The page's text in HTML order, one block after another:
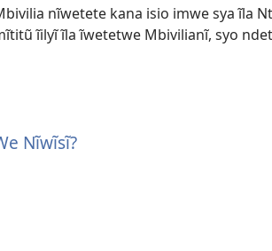
nĩwetete kana isio imwe sya ĩla
ĩilyĩ ĩla ĩwetetwe Mbivilianĩ, syo
Nĩwĩsĩ?